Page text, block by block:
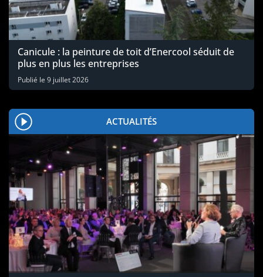
Canicule : la peinture de toit d’Enercool séduit de
plus en plus les entreprises
Publié le 9 juillet 2026
ACTUALITÉS